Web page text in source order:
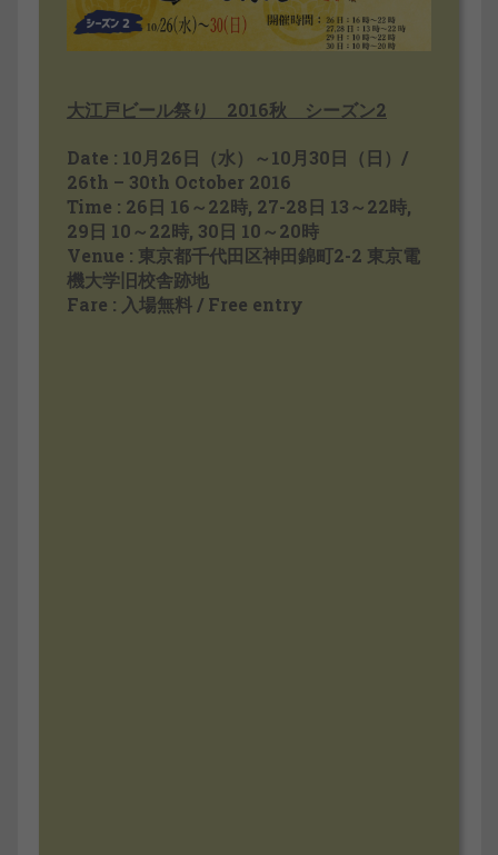
大江戸ビール祭り 2016秋 シーズン2
Date : 10月26日（水）～10月30日（日）/
26th – 30th October 2016
Time : 26日 16～22時, 27-28日 13～22時,
29日 10～22時, 30日 10～20時
Venue : 東京都千代田区神田錦町2-2 東京電
機大学旧校舎跡地
Fare : 入場無料 / Free entry